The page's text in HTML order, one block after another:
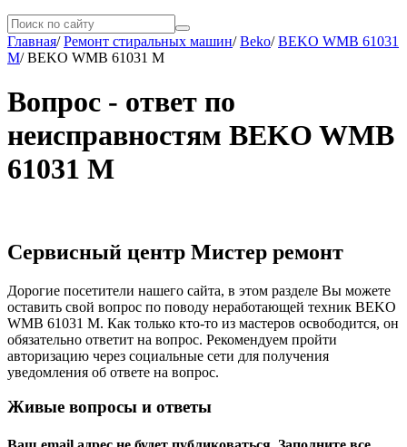
Главная/Ремонт стиральных машин/Beko/BEKO WMB 61031
M/BEKO WMB 61031 M
Вопрос - ответ по
неисправностям BEKO WMB
61031 M
Сервисный центр Мистер ремонт
Дорогие посетители нашего сайта, в этом разделе Вы можете
оставить свой вопрос по поводу неработающей техник BEKO
WMB 61031 M. Как только кто-то из мастеров освободится, он
обязательно ответит на вопрос. Рекомендуем пройти
авторизацию через социальные сети для получения
уведомления об ответе на вопрос.
Живые вопросы и ответы